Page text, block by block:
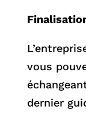
vous
dernier